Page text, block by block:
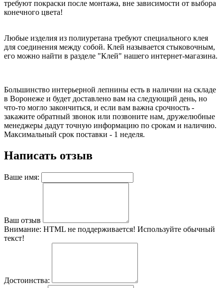
требуют покраски после монтажа, вне зависимости от выбора
конечного цвета!
Любые изделия из полиуретана требуют специального клея
для соединения между собой. Клей называется стыковочным,
его можно найти в разделе "Клей" нашего интернет-магазина.
Большинство интерьерной лепнины есть в наличии на складе
в Воронеже и будет доставлено вам на следующий день, но
что-то могло закончиться, и если вам важна срочность -
закажите обратный звонок или позвоните нам, дружелюбные
менеджеры дадут точную информацию по срокам и наличию.
Максимальный срок поставки - 1 неделя.
Написать отзыв
Ваше имя:
Ваш отзыв
Внимание: HTML не поддерживается! Используйте обычный
текст!
Достоинства: